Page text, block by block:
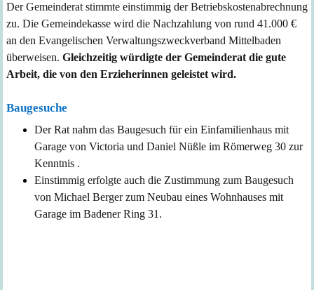
Der Gemeinderat stimmte einstimmig der Betriebskostenabrechnung
zu. Die Gemeindekasse wird die Nachzahlung von rund 41.000 €
an den Evangelischen Verwaltungszweckverband Mittelbaden
überweisen. Gleichzeitig würdigte der Gemeinderat die gute
Arbeit, die von den Erzieherinnen geleistet wird.
Baugesuche
Der Rat nahm das Baugesuch für ein Einfamilienhaus mit
Garage von Victoria und Daniel Nüßle im Römerweg 30 zur
Kenntnis .
Einstimmig erfolgte auch die Zustimmung zum Baugesuch
von Michael Bergerzum Neubau eines Wohnhauses mit
Garage im Badener Ring 31 .